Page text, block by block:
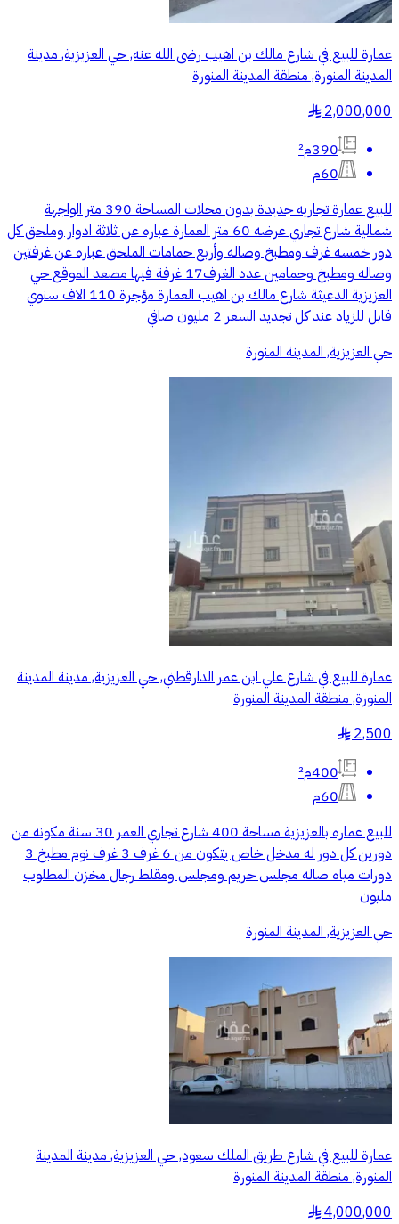
عمارة للبيع في شارع مالك بن اهيب رضى الله عنه, حي العزيزية, مدينة
المدينة المنورة, منطقة المدينة المنورة
2,000,000
§
390م²
60م
للبيع عمارة تجاريه جديدة بدون محلات المساحة 390 متر الواجهة
شمالية شارع تجاري عرضه 60 متر العمارة عباره عن ثلاثة ادوار وملحق كل
دور خمسه غرف ومطبخ وصاله وأربع حمامات الملحق عباره عن غرفتين
وصاله ومطبخ وحمامين عدد الغرف17 غرفة فيها مصعد الموقع حي
العزيزية الدعيثة شارع مالك بن اهيب العمارة مؤجرة 110 الاف سنوي
قابل للزياد عند كل تجديد السعر 2 مليون صافي
حي العزيزية, المدينة المنورة
عمارة للبيع في شارع علي ابن عمر الدارقطني, حي العزيزية, مدينة المدينة
المنورة, منطقة المدينة المنورة
2,500
§
400م²
60م
للبيع عماره بالعزيزية مساحة 400 شارع تجاري العمر 30 سنة مكونه من
دورين كل دور له مدخل خاص يتكون من 6 غرف 3 غرف نوم مطبخ 3
دورات مياه صاله مجلس حريم ومجلس ومقلط رجال مخزن المطلوب
مليون
حي العزيزية, المدينة المنورة
عمارة للبيع في شارع طريق الملك سعود, حي العزيزية, مدينة المدينة
المنورة, منطقة المدينة المنورة
4,000,000
§